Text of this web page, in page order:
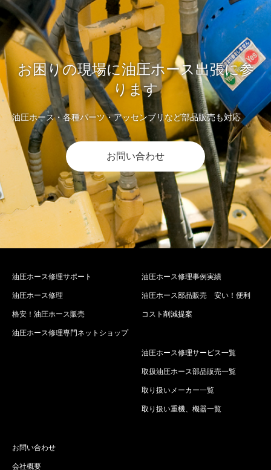
お困りの現場に油圧ホース出張に参
ります
油圧ホース・各種パーツ・アッセンブリなど部品販売も対応
お問い合わせ
油圧ホース修理サポート
油圧ホース修理
格安！油圧ホース販売
油圧ホース修理専門ネットショップ
油圧ホース修理事例実績
油圧ホース部品販売 安い！便利
コスト削減提案
油圧ホース修理サービス一覧
取扱油圧ホース部品販売一覧
取り扱いメーカー一覧
取り扱い重機、機器一覧
お問い合わせ
会社概要